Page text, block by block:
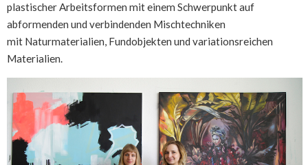
plastischer Arbeitsformen mit einem Schwerpunkt auf
abformenden und verbindenden Mischtechniken
mit Naturmaterialien, Fundobjekten und variationsreichen
Materialien.